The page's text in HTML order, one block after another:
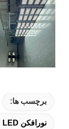
برچسب ها:
نورافکن LED ورزشگاه